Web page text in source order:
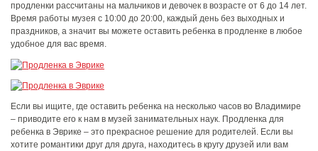
продленки рассчитаны на мальчиков и девочек в возрасте от 6 до 14 лет.
Время работы музея с 10:00 до 20:00, каждый день без выходных и
праздников, а значит вы можете оставить ребенка в продленке в любое
удобное для вас время.
Если вы ищите, где оставить ребенка на несколько часов во Владимире
– приводите его к нам в музей занимательных наук. Продленка для
ребенка в Эврике – это прекрасное решение для родителей. Если вы
хотите романтики друг для друга, находитесь в кругу друзей или вам